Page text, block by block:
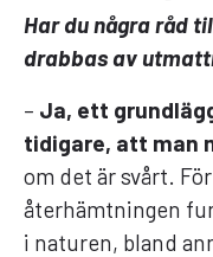
Har du några råd
drabbas av
– Ja, ett
tidigare, att man
om det är svårt.
återhämtningen
i naturen, bland